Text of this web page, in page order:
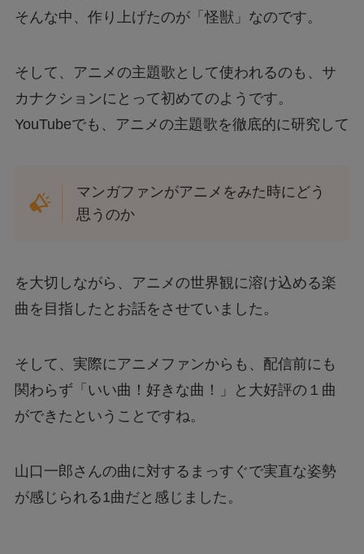
そんな中、作り上げたのが「怪獣」なのです。
そして、アニメの主題歌として使われるのも、サ
カナクションにとって初めてのようです。
YouTubeでも、アニメの主題歌を徹底的に研究して
マンガファンがアニメをみた時にどう
思うのか
を大切しながら、アニメの世界観に溶け込める楽
曲を目指したとお話をさせていました。
そして、実際にアニメファンからも、配信前にも
関わらず「いい曲！好きな曲！」と大好評の１曲
ができたということですね。
山口一郎さんの曲に対するまっすぐで実直な姿勢
が感じられる1曲だと感じました。